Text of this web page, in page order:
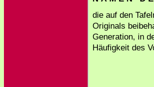
die auf den
Originals
Generation, in
Häufigkeit des